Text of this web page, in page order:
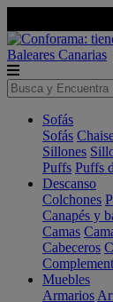
Baleares Canarias
Sofás
Sofás
Sillones
Puffs Puffs
Descanso
Colchones
Canapés y
Camas
Cabeceros
Muebles
Armarios